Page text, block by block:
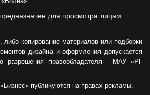
для просмотра лицам
либо копирование материалов или подборки
дизайна и оформления допускается
разрешения правообладателя - МАУ «РГ
публикуются на правах рекламы.